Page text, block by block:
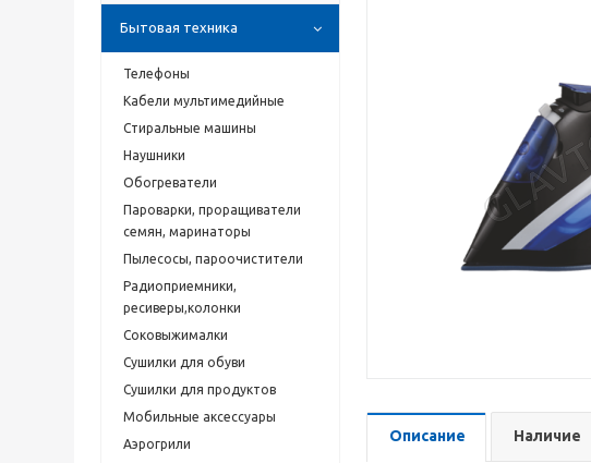
Бытовая техника
Телефоны
Кабели мультимедийные
Стиральные машины
Наушники
Обогреватели
Пароварки, проращиватели
семян, маринаторы
Пылесосы, пароочистители
Радиоприемники,
ресиверы,колонки
Соковыжималки
Сушилки для обуви
Сушилки для продуктов
Мобильные аксессуары
Аэрогрили
Описание Наличие